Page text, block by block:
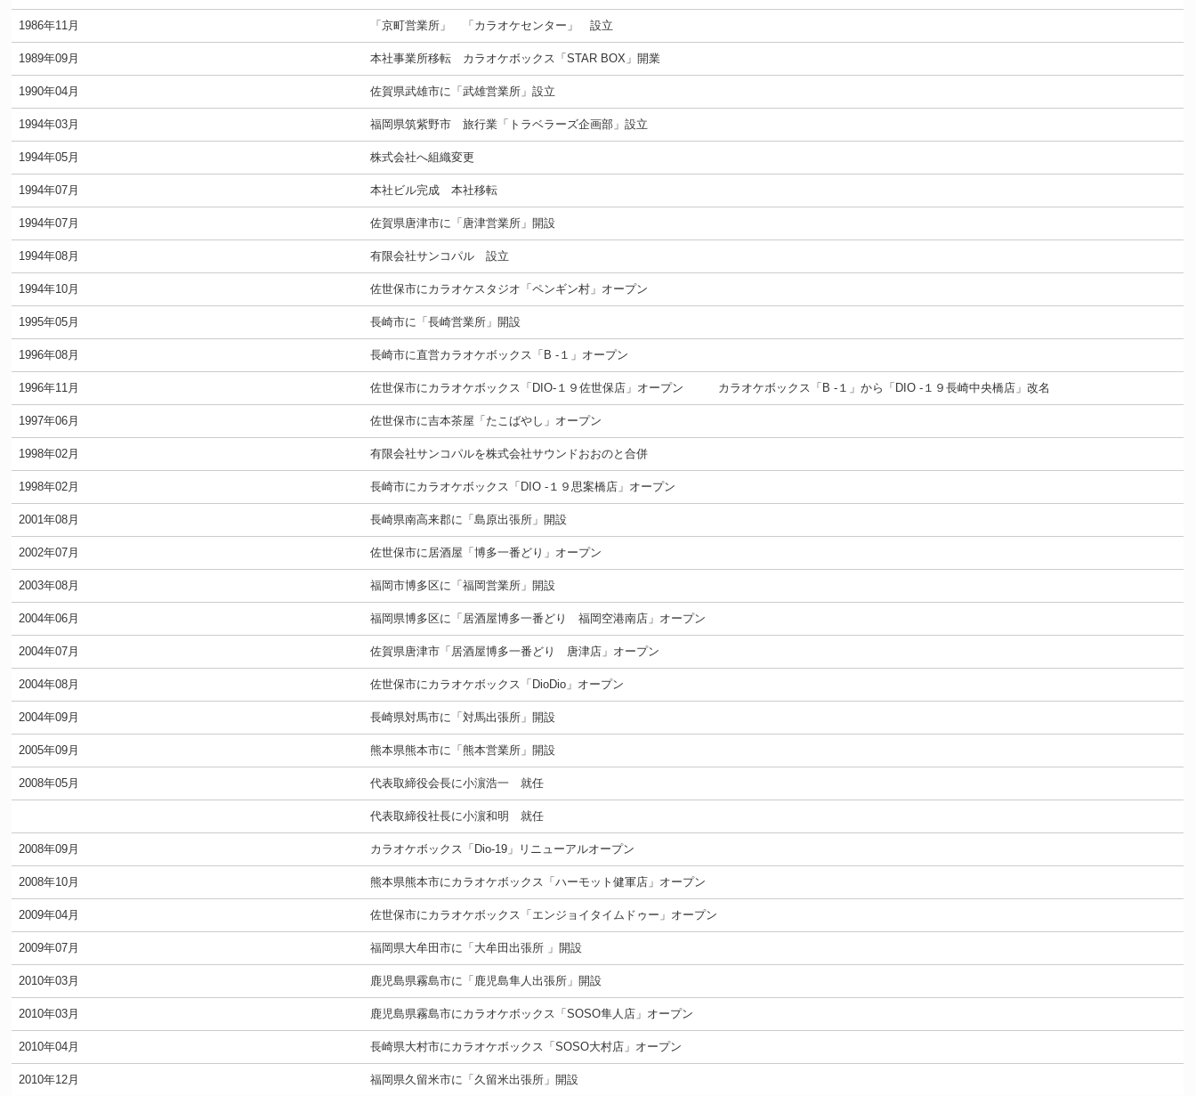
1986年11月 「京町営業所」 「カラオケセンター」 設立
1989年09月 本社事業所移転 カラオケボックス「STAR BOX」開業
1990年04月 佐賀県武雄市に「武雄営業所」設立
1994年03月 福岡県筑紫野市 旅行業「トラベラーズ企画部」設立
1994年05月 株式会社へ組織変更
1994年07月 本社ビル完成 本社移転
1994年07月 佐賀県唐津市に「唐津営業所」開設
1994年08月 有限会社サンコパル 設立
1994年10月 佐世保市にカラオケスタジオ「ペンギン村」オープン
1995年05月 長崎市に「長崎営業所」開設
1996年08月 長崎市に直営カラオケボックス「B -１」オープン
1996年11月 佐世保市にカラオケボックス「DIO-１９佐世保店」オープン カラオケボックス「B -１」から「DIO -１９長崎中央橋店」改名
1997年06月 佐世保市に吉本茶屋「たこばやし」オープン
1998年02月 有限会社サンコパルを株式会社サウンドおおのと合併
1998年02月 長崎市にカラオケボックス「DIO -１９思案橋店」オープン
2001年08月 長崎県南高来郡に「島原出張所」開設
2002年07月 佐世保市に居酒屋「博多一番どり」オープン
2003年08月 福岡市博多区に「福岡営業所」開設
2004年06月 福岡県博多区に「居酒屋博多一番どり 福岡空港南店」オープン
2004年07月 佐賀県唐津市「居酒屋博多一番どり 唐津店」オープン
2004年08月 佐世保市にカラオケボックス「DioDio」オープン
2004年09月 長崎県対馬市に「対馬出張所」開設
2005年09月 熊本県熊本市に「熊本営業所」開設
2008年05月 代表取締役会長に小濵浩一 就任
代表取締役社長に小濵和明 就任
2008年09月 カラオケボックス「Dio-19」リニューアルオープン
2008年10月 熊本県熊本市にカラオケボックス「ハーモット健軍店」オープン
2009年04月 佐世保市にカラオケボックス「エンジョイタイムドゥー」オープン
2009年07月 福岡県大牟田市に「大牟田出張所 」開設
2010年03月 鹿児島県霧島市に「鹿児島隼人出張所」開設
2010年03月 鹿児島県霧島市にカラオケボックス「SOSO隼人店」オープン
2010年04月 長崎県大村市にカラオケボックス「SOSO大村店」オープン
2010年12月 福岡県久留米市に「久留米出張所」開設